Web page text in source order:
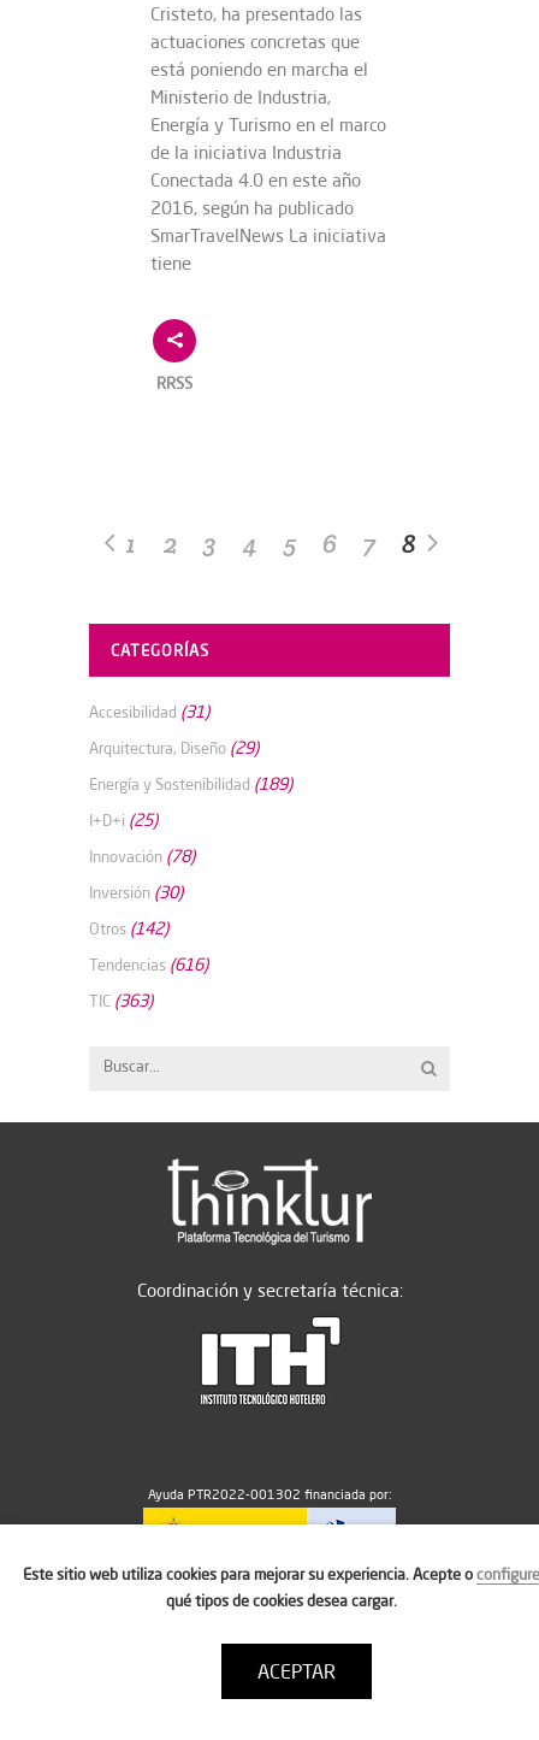
Cristeto, ha presentado las
actuaciones concretas que
está poniendo en marcha el
Ministerio de Industria,
Energía y Turismo en el marco
de la iniciativa Industria
Conectada 4.0 en este año
2016, según ha publicado
SmarTravelNews La iniciativa
tiene
RRSS
1 2 3 4 5 6 7 8
CATEGORÍAS
Accesibilidad (31)
Arquitectura, Diseño (29)
Energía y Sostenibilidad (189)
I+D+i (25)
Innovación (78)
Inversión (30)
Otros (142)
Tendencias (616)
TIC (363)
Coordinación y secretaría técnica:
Ayuda PTR2022-001302 financiada por:
MICIU/AEI/10.13039/501100011033
Política de cookies
Condiciones de uso
Este sitio web utiliza cookies para mejorar su experiencia. Acepte oconfigure
qué tipos de cookies desea cargar.
ACEPTAR